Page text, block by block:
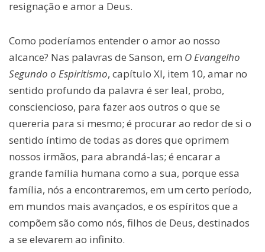
resignação e amor a Deus.
Como poderíamos entender o amor ao nosso
alcance? Nas palavras de Sanson, em O Evangelho
Segundo o Espiritismo, capítulo XI, item 10, amar no
sentido profundo da palavra é ser leal, probo,
consciencioso, para fazer aos outros o que se
quereria para si mesmo; é procurar ao redor de si o
sentido íntimo de todas as dores que oprimem
nossos irmãos, para abrandá-las; é encarar a
grande família humana como a sua, porque essa
família, nós a encontraremos, em um certo período,
em mundos mais avançados, e os espíritos que a
compõem são como nós, filhos de Deus, destinados
a se elevarem ao infinito.